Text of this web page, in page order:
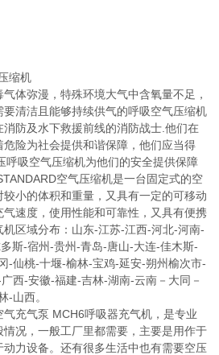
缩机
体弥漫，特殊环境大气中含氧量不足，
清洁且能够持续供气的呼吸空气压缩机
防及水下救援前线的消防战士.他们在
险为社会提供和谐保障，他们应当得
呼吸空气压缩机为他们的安全提供保障
空气压缩机是一台固定式的空
小的体积和重量，又具有一定的可移动
速度，使用性能和可靠性，又具有便携
区域分布：山东-江苏-江西-河北-河南-
斯-宿州-贵州-青岛-唐山-大连-佳木斯-
-仙桃-十堰-榆林-宝鸡-延安-朔州榆次市-
西-安徽-福建-吉林-湖南-云南－大同－
-山西。
充气泵 MCH6呼吸器充气机，是专业
况，一般工厂里都需要，主要是用作于
力设备。还有很多生活中也有需要空压